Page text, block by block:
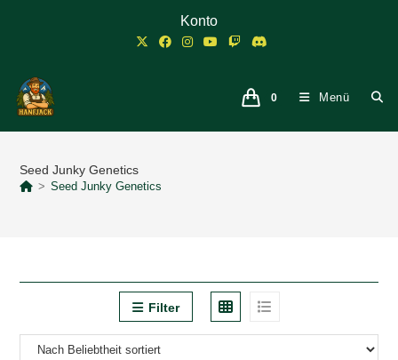
Konto
0 Menü
Seed Junky Genetics
> Seed Junky Genetics
Filter